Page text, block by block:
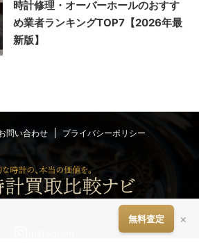
時計修理・オーバーホールのおすす
め業者ランキングTOP7【2026年最
新版】
問い合わせ プライバシーポリシー
無料査定 ×